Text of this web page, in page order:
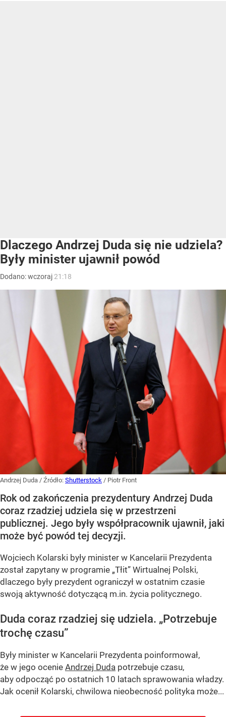
Dlaczego Andrzej Duda się nie udziela?
Były minister ujawnił powód
Dodano:wczoraj 21:18
Andrzej Duda / Źródło: Shutterstock / Piotr Front
Rok od zakończenia prezydentury Andrzej Duda
coraz rzadziej udziela się w przestrzeni
publicznej. Jego były współpracownik ujawnił, jaki
może być powód tej decyzji.
Wojciech Kolarski były minister w Kancelarii Prezydenta
został zapytany w programie „Tłit” Wirtualnej Polski,
dlaczego były prezydent ograniczył w ostatnim czasie
swoją aktywność dotyczącą m.in. życia politycznego.
Duda coraz rzadziej się udziela. „Potrzebuje
trochę czasu”
Były minister w Kancelarii Prezydenta poinformował,
że w jego ocenie Andrzej Duda potrzebuje czasu,
aby odpocząć po ostatnich 10 latach sprawowania władzy.
Jak ocenił Kolarski, chwilowa nieobecność polityka może...